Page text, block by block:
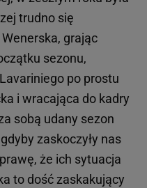
trudno się
grając
sezonu,
po prostu
i wracająca do kadry
sobą udany sezon
zaskoczyły nas
że ich sytuacja
to dość zaskakujący